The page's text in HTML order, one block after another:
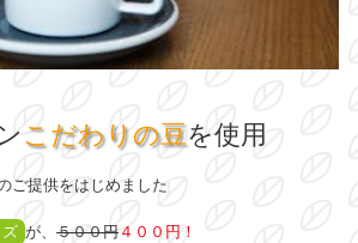
こだわりの豆を使用
ご提供をはじめました
が、５００円 ４００円！